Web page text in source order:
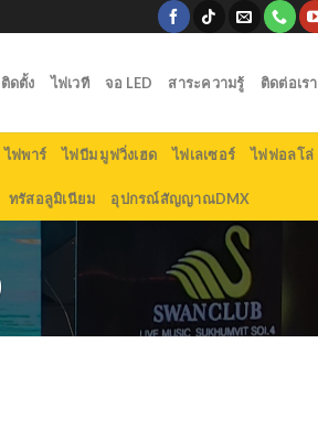
ดตั้ง ไฟเวที จอ LED สาระความรู้ ติดต่อเรา
ไฟพาร์ ไฟบีม มูฟวิ่งเฮด ไฟเลเซอร์ ไฟฟอลโล่
ทรัสอลูมิเนียม อุปกรณ์สัญญาณDMX